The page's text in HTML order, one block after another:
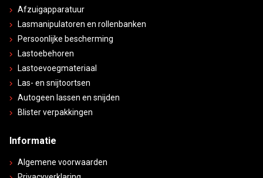
Afzuigapparatuur
Lasmanipulatoren en rollenbanken
Persoonlijke bescherming
Lastoebehoren
Lastoevoegmateriaal
Las- en snijtoortsen
Autogeen lassen en snijden
Blister verpakkingen
Informatie
Algemene voorwaarden